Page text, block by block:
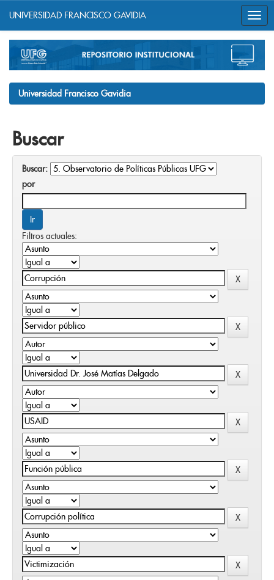
navigation
UNIVERSIDAD FRANCISCO GAVIDIA
Universidad Francisco Gavidia
Buscar
Buscar:
por
Filtros actuales: